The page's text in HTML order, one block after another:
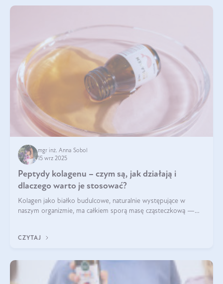
mgr inż. Anna Sobol
15 wrz 2025
Peptydy kolagenu – czym są, jak działają i
dlaczego warto je stosować?
Kolagen jako białko budulcowe, naturalnie występujące w
naszym organizmie, ma całkiem sporą masę cząsteczkową —
bardziej biodostępny
CZYTAJ